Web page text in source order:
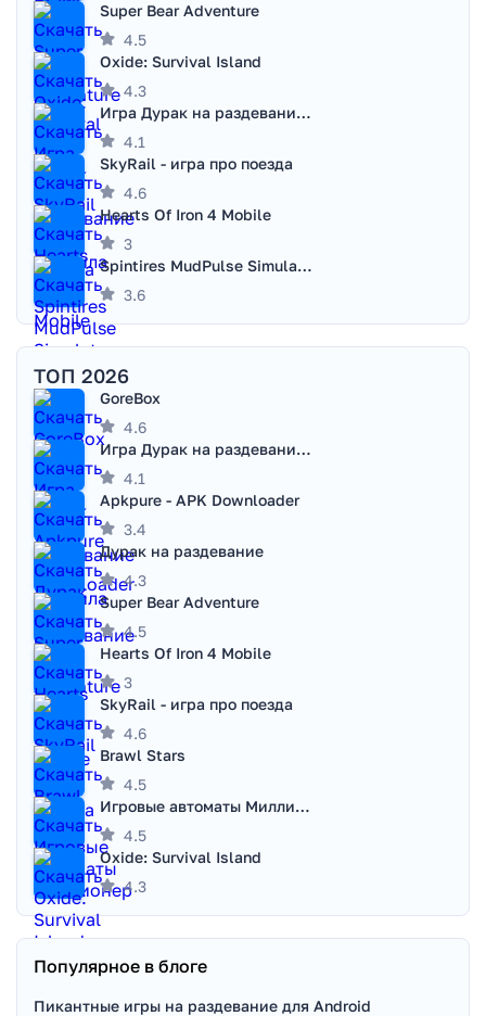
Super Bear Adventure
4.5
Oxide: Survival Island
4.3
Игра Дурак на раздевание - Правила игры
4.1
SkyRail - игра про поезда
4.6
Hearts Of Iron 4 Mobile
3
Spintires MudPulse Simulator
3.6
ТОП 2026
GoreBox
4.6
Игра Дурак на раздевание - Правила игры
4.1
Apkpure - APK Downloader
3.4
Дурак на раздевание
4.3
Super Bear Adventure
4.5
Hearts Of Iron 4 Mobile
3
SkyRail - игра про поезда
4.6
Brawl Stars
4.5
Игровые автоматы Миллионер
4.5
Oxide: Survival Island
4.3
Популярное в блоге
Пикантные игры на раздевание для Android